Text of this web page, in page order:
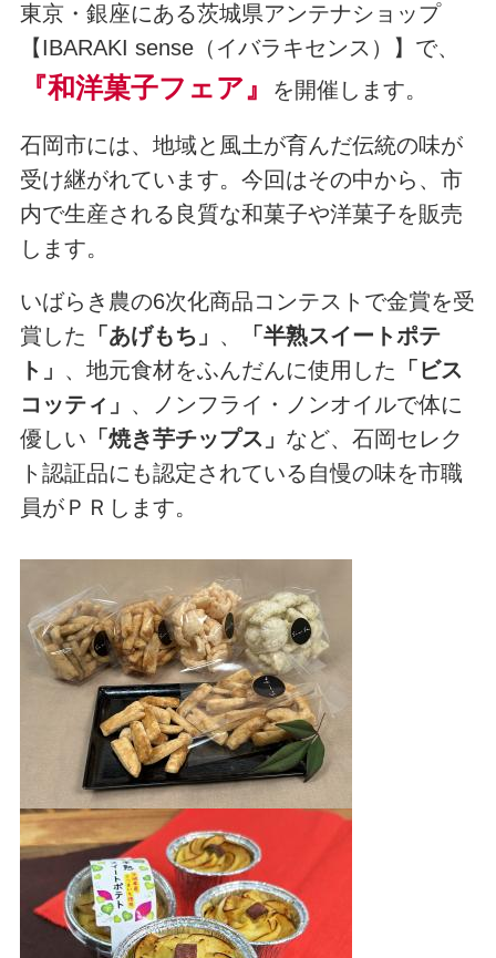
東京・銀座にある茨城県アンテナショップ
【IBARAKI sense（イバラキセンス）】で、
『和洋菓子フェア』 を開催します。
石岡市には、地域と風土が育んだ伝統の味が
受け継がれています。今回はその中から、市
内で生産される良質な和菓子や洋菓子を販売
します。
いばらき農の6次化商品コンテストで金賞を受
賞した 「あげもち」 、
「半熟スイートポテ
ト」 、地元食材をふんだんに使用した 「ビス
コッティ」 、ノンフライ・ノンオイルで体に
優しい 「焼き芋チップス」 など、石岡セレク
ト認証品にも認定されている自慢の味を市職
員がＰＲします。